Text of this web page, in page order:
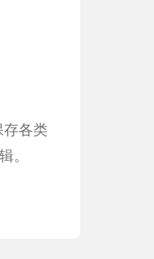
存各类
。